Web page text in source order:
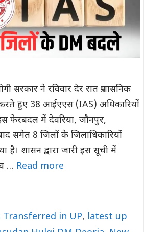
सरकार ने रविवार देर रात प्रशासनिक
हुए 38 आईएएस (IAS) अधिकारियों
फेरबदल में देवरिया, जौनपुर,
समेत 8 जिलों के जिलाधिकारियों
है। शासन द्वारा जारी इस सूची में
… Read more
Transferred in UP, latest up